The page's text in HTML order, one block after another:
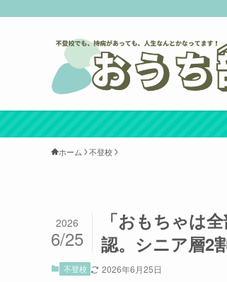
ホーム 不登校
「おもちゃは
認。シニア層2
2026
6/25
不登校 2026年6月25日